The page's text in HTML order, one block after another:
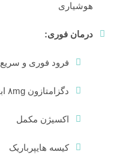
هوشیاری
درمان فوری:
فرود فوری و سریع
دگزامتازون ۸mg ابتدا و سپس ۴mg هر ۶ ساعت
اکسیژن مکمل
کیسه هایپرباریک